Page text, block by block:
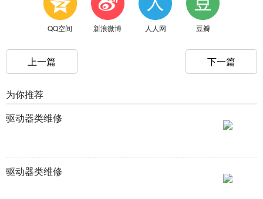
QQ空间 新浪微博 人人网 豆瓣
上一篇 下一篇
为你推荐
驱动器类维修
驱动器类维修